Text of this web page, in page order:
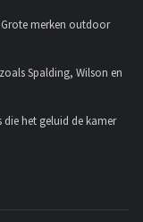
merken outdoor
Spalding, Wilson en
die het geluid de kamer